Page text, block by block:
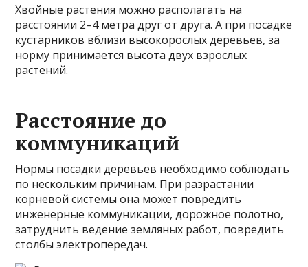
Хвойные растения можно располагать на
расстоянии 2–4 метра друг от друга. А при посадке
кустарников вблизи высокорослых деревьев, за
норму принимается высота двух взрослых
растений.
Расстояние до
коммуникаций
Нормы посадки деревьев необходимо соблюдать
по нескольким причинам. При разрастании
корневой системы она может повредить
инженерные коммуникации, дорожное полотно,
затруднить ведение земляных работ, повредить
столбы электропередач.